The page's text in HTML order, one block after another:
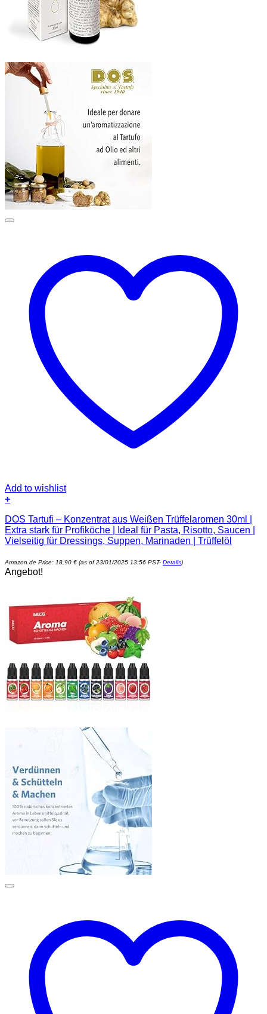
Add to wishlist
+
DOS Tartufi – Konzentrat aus Weißen Trüffelaromen 30ml |
Extra stark für Profiköche | Ideal für Pasta, Risotto, Saucen |
Vielseitig für Dressings, Suppen, Marinaden | Trüffelöl
Amazon.de Price: 18,90 € (as of 23/01/2025 13:56 PST- Details)
Angebot!